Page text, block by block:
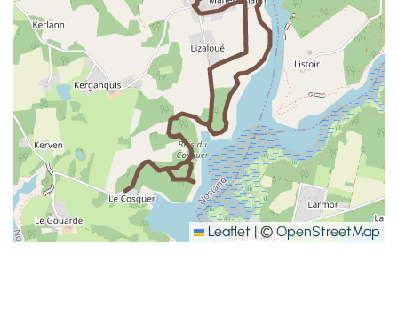
Leaflet | ©OpenStreetMap